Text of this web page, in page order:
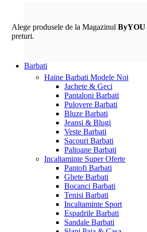
Alege produsele de la Magazinul ByYOU
preturi.
Barbati
Haine Barbati Modele Noi
Jachete & Geci
Pantaloni Barbati
Pulovere Barbati
Bluze Barbati
Jeansi & Blugi
Veste Barbati
Sacouri Barbati
Paltoane Barbati
Incaltaminte Super Oferte
Pantofi Barbati
Ghete Barbati
Bocanci Barbati
Tenisi Barbati
Incaltaminte Sport
Espadrile Barbati
Sandale Barbati